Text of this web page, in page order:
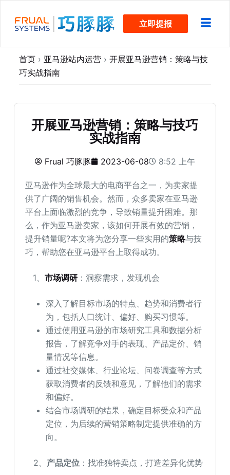
过
立即提报
首页 › 亚马逊站内运营 › 开展亚马逊营销：策略与技
巧实战指南
开展亚马逊营销：策略与技巧
实战指南
Frual 巧豚豚 2023-06-08 8:52 上午
亚马逊作为全球最大的电商平台之一，为卖家提
供了广阔的销售机会。然而，众多卖家在亚马逊
平台上面临激烈的竞争，导致销量提升困难。那
么，作为亚马逊卖家，该如何开展有效的营销，
提升销量呢?本文将为您分享一些实用的策略与技
巧，帮助您在亚马逊平台上取得成功。
1、市场调研 ：洞察需求，发现机会
深入了解目标市场的特点、趋势和消费者行
为，包括人口统计、偏好、购买习惯等。
通过使用亚马逊的市场研究工具和数据分析
报告，了解竞争对手的表现、产品定价、销
量情况等信息。
通过社交媒体、行业论坛、问卷调查等方式
获取消费者的反馈和意见，了解他们的需求
和偏好。
结合市场调研的结果，确定目标受众和产品
定位，为后续的营销策略制定提供准确的方
向。
2、 产品定位 ：找准独特卖点，打造差异化优势